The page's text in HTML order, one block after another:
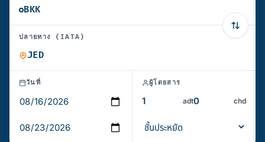
ปลายทาง (IATA)
วันที่ ผู้โดยสาร
adt chd